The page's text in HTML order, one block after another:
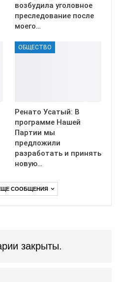
возбудила уголовное
преследование после
моего…
ОБЩЕСТВО
Ренато Усатый: В
программе Нашей
Партии мы
предложили
разработать и принять
новую…
СООБЩЕНИЯ
закрыты.